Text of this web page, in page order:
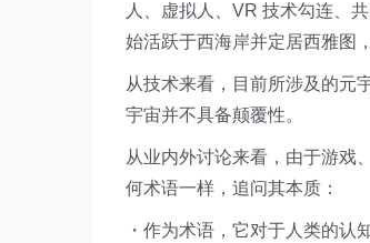
人、虚拟人、VR 技术勾连、
始活跃于西海岸并定居西雅图
从技术来看，目前所涉及的元
宇宙并不具备颠覆性。
从业内外讨论来看，由于游戏
何术语一样，追问其本质：
・作为术语，它对于人类的认